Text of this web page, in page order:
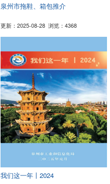
泉州市拖鞋、箱包推介
更新：2025-08-28 浏览：4368
我们这一年丨2024